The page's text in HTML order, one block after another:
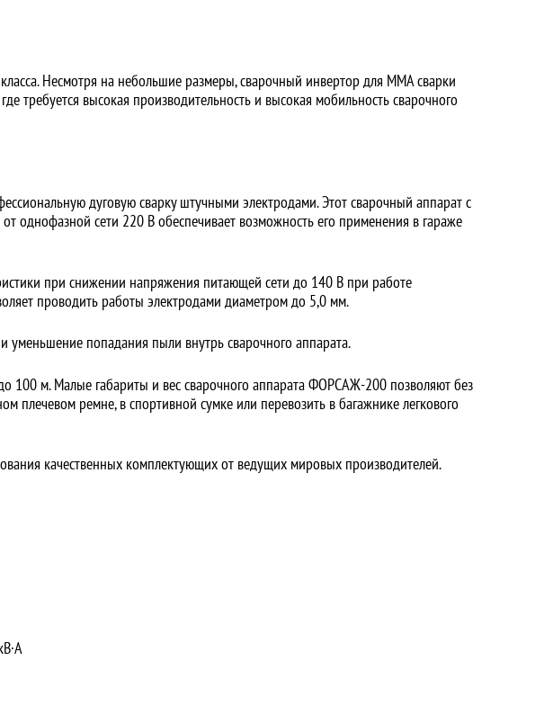
Несмотря на небольшие размеры, сварочный инвертор для ММА сварки
высокая производительность и высокая мобильность сварочного
дуговую сварку штучными электродами. Этот сварочный аппарат с
однофазной сети 220 В обеспечивает возможность его применения в гараже
при снижении напряжения питающей сети до 140 В при работе
проводить работы электродами диаметром до 5,0 мм.
уменьшение попадания пыли внутрь сварочного аппарата.
100 м. Малые габариты и вес сварочного аппарата ФОРСАЖ-200 позволяют без
плечевом ремне, в спортивной сумке или перевозить в багажнике легкового
качественных комплектующих от ведущих мировых производителей.